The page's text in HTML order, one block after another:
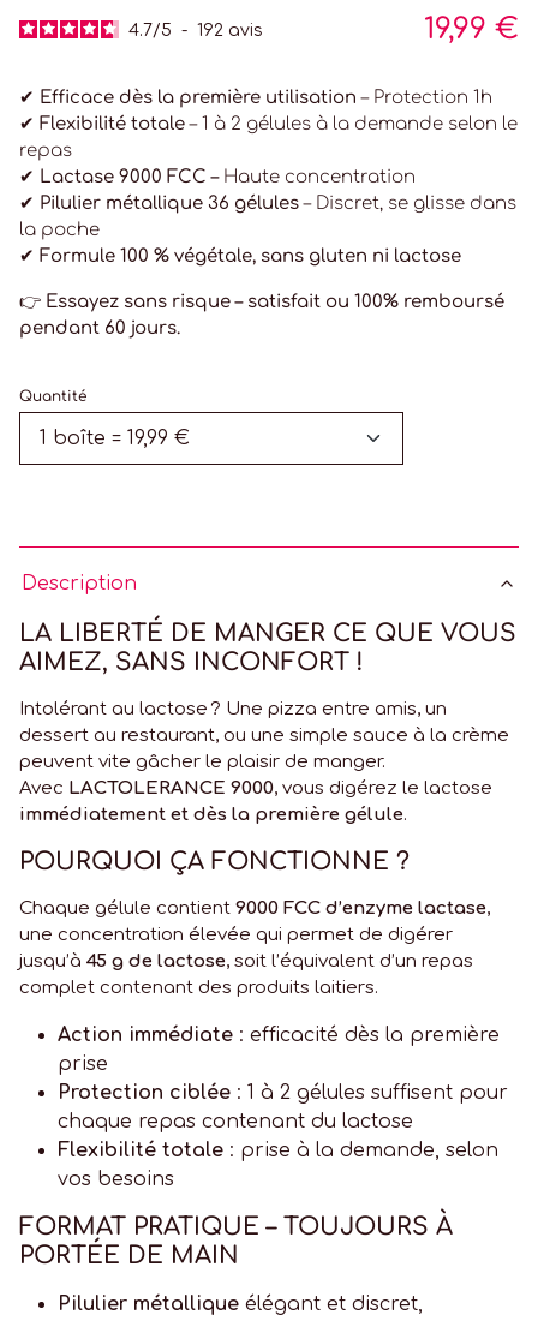
4.7/5 - 192 avis 19,99 €
✔ Efficace dès la première utilisation – Protection 1h
✔ Flexibilité totale– 1 à 2 gélules à la demande selon le
repas
✔ Lactase 9000 FCC – Haute concentration
✔ Pilulier métallique 36 gélules– Discret, se glisse dans
la poche
✔ Formule 100 % végétale, sans gluten ni lactose
👉 Essayez sans risque – satisfait ou 100% remboursé
pendant 60 jours.
Quantité
Description
LA LIBERTÉ DE MANGER CE QUE VOUS
AIMEZ, SANS INCONFORT !
Intolérant au lactose ? Une pizza entre amis, un
dessert au restaurant, ou une simple sauce à la crème
peuvent vite gâcher le plaisir de manger.
Avec LACTOLERANCE 9000, vous digérez le lactose
immédiatement et dès la première gélule.
POURQUOI ÇA FONCTIONNE ?
Chaque gélule contient 9000 FCC d’enzyme lactase,
une concentration élevée qui permet de digérer
jusqu’à 45 g de lactose, soit l’équivalent d’un repas
complet contenant des produits laitiers.
Action immédiate : efficacité dès la première
prise
Protection ciblée : 1 à 2 gélules suffisent pour
chaque repas contenant du lactose
Flexibilité totale : prise à la demande, selon
vos besoins
FORMAT PRATIQUE – TOUJOURS À
PORTÉE DE MAIN
Pilulier métallique élégant et discret,